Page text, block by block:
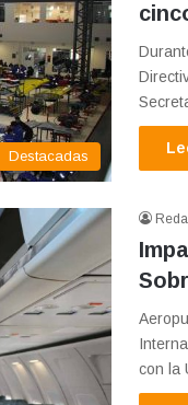
Destacadas
con la